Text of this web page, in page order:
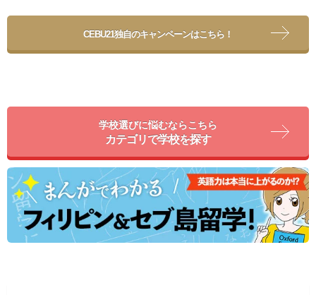
CEBU21独自のキャンペーンはこちら！
学校選びに悩むならこちら
カテゴリで学校を探す